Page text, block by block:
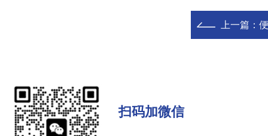
上一篇：
扫码加微信